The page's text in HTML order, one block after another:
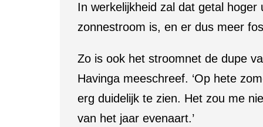
In werkelijkheid zal dat getal hoger
zonnestroom is, en er dus meer
Zo is ook het stroomnet de dupe
Havinga meeschreef. ‘Op hete
erg duidelijk te zien. Het zou me
van het jaar evenaart.’